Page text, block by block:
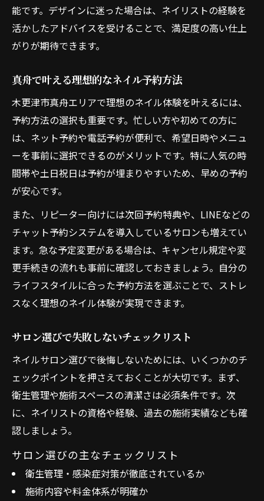
能です。デザインに迷った場合は、ネイリストの経験を
活かしたアドバイスを受けることで、満足度の高い仕上
がりが期待できます。
真舟で叶える理想的なネイル予約方法
木更津市真舟エリアで理想のネイル体験を叶えるには、
予約方法の選択も重要です。忙しい方や初めての方に
は、ネット予約や電話予約が便利で、希望日時やメニュ
ーを事前に選択できるのがメリットです。特に人気の時
間帯や土日祝日は予約が埋まりやすいため、早めの予約
が安心です。
また、リピーター向けには次回予約特典や、LINEなどの
チャット予約システムを導入しているサロンも増えてい
ます。急な予定変更がある場合は、キャンセル規定や変
更手続きの流れも事前に確認しておきましょう。自分の
ライフスタイルに合った予約方法を選ぶことで、ストレ
スなく理想のネイル体験が実現できます。
サロン選びで失敗しないチェックリスト
ネイルサロン選びで後悔しないためには、いくつかのチ
ェックポイントを押さえておくことが大切です。まず、
衛生管理や施術スペースの清潔さは必須条件です。次
に、ネイリストの資格や経験、過去の施術実績なども確
認しましょう。
サロン選びの主なチェックリスト
衛生管理・感染症対策が徹底されているか
施術内容や料金体系が明確か